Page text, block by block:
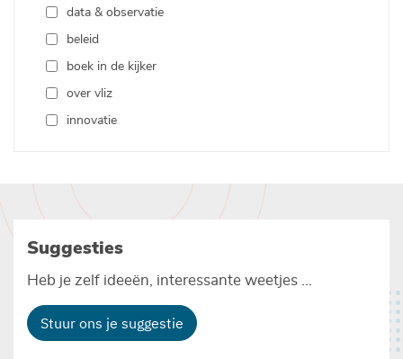
data & observatie
beleid
boek in de kijker
over vliz
innovatie
Suggesties
Heb je zelf ideeën, interessante weetjes ...
Stuur ons je suggestie